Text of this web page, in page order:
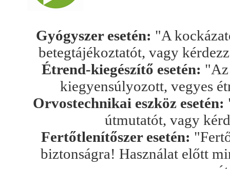
Gyógyszer esetén: "A
betegtájékoztatót, vagy
Étrend-kiegészítő esetén: "Az
kiegyensúlyozott, vegyes
Orvostechnikai eszköz esetén:
útmutatót, vagy
Fertőtlenítőszer esetén:
biztonságra! Használat előtt